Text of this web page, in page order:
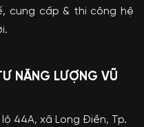
cung cấp & thi công hệ
NĂNG LƯỢNG VŨ
lộ 44A, xã Long Điền, Tp.